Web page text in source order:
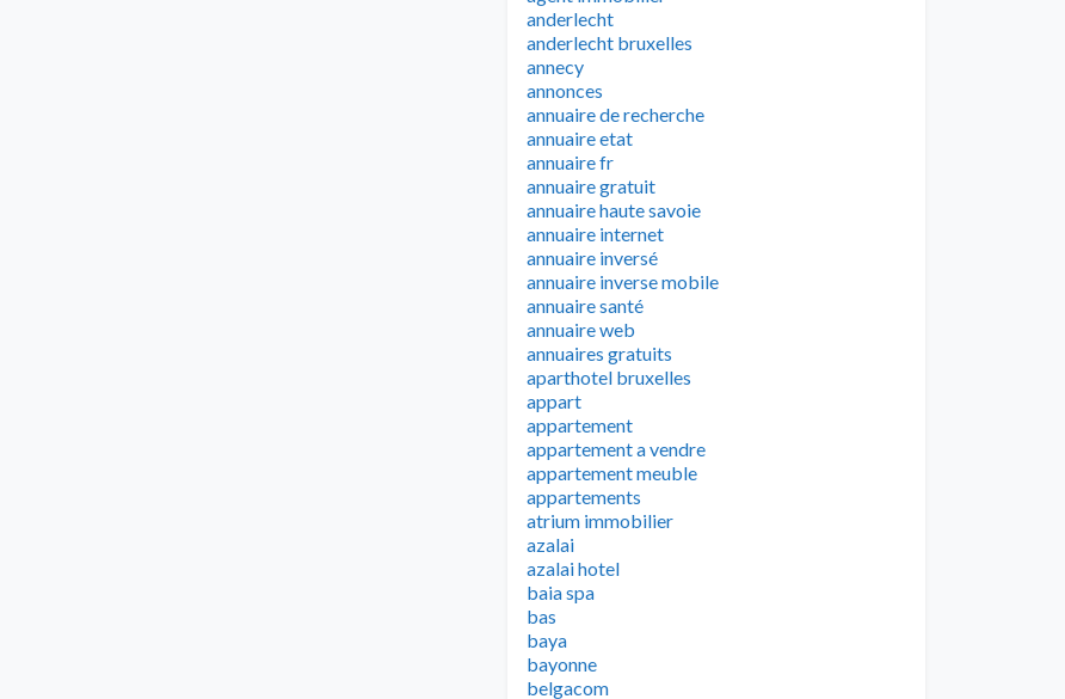
anderlecht
anderlecht bruxelles
annecy
annonces
annuaire de recherche
annuaire etat
annuaire fr
annuaire gratuit
annuaire haute savoie
annuaire internet
annuaire inversé
annuaire inverse mobile
annuaire santé
annuaire web
annuaires gratuits
aparthotel bruxelles
appart
appartement
appartement a vendre
appartement meuble
appartements
atrium immobilier
azalai
azalai hotel
baia spa
bas
baya
bayonne
belgacom